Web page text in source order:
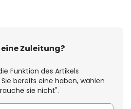
Zuleitung?
Funktion des Artikels
Sie bereits eine haben, wählen
sie nicht".